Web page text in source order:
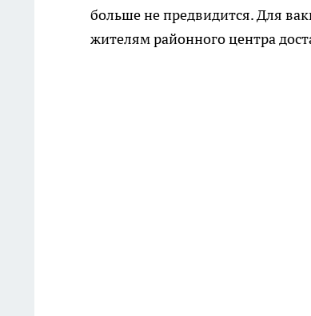
больше не предвидится. Для
жителям районного центра